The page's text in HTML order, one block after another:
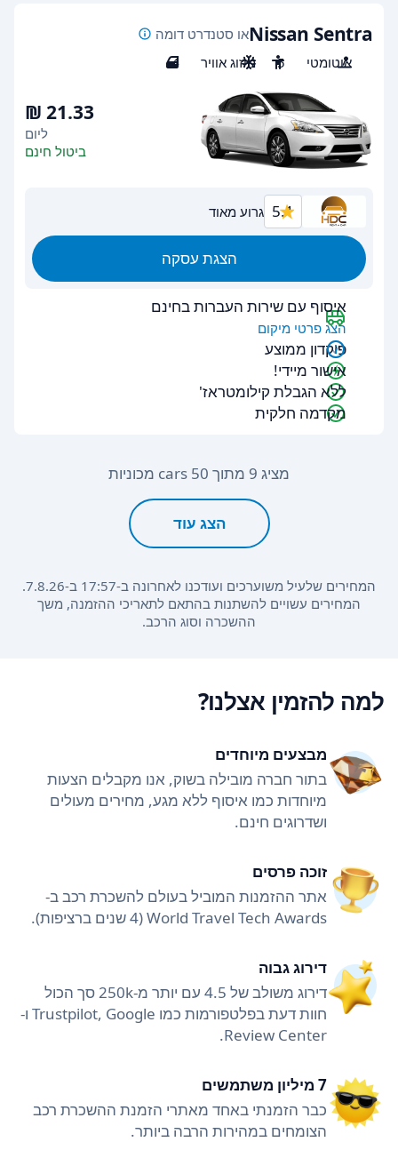
Nissan Sentraאו סטנדרט דומה
אוטומטי
5 מיזוג אוויר 4
ליום
ביטול חינם
5.1 גרוע מאוד
הצגת עסקה
איסוף עם שירות העברות בחינם
הצג פרטי מיקום
פיקדון ממוצע
אישור מיידי!
ללא הגבלת קילומטראז'
מקדמה חלקית
מציג 9 מתוך 50 cars מכוניות
הצג עוד
המחירים שלעיל משוערכים ועודכנו לאחרונה ב-17:57 ב-7.8.26.
המחירים עשויים להשתנות בהתאם לתאריכי ההזמנה, משך
ההשכרה וסוג הרכב.
למה להזמין אצלנו?
מבצעים מיוחדים
בתור חברה מובילה בשוק, אנו מקבלים הצעות
מיוחדות כמו איסוף ללא מגע, מחירים מעולים
ושדרוגים חינם.
זוכה פרסים
אתר ההזמנות המוביל בעולם להשכרת רכב ב-
World Travel Tech Awards (4 שנים ברציפות).
דירוג גבוה
דירוג משולב של 4.5 עם יותר מ-250k סך הכול
חוות דעת בפלטפורמות כמו Trustpilot, Google ו-
Review Center.
7 מיליון משתמשים
כבר הזמנתי באחד מאתרי הזמנת ההשכרת רכב
הצומחים במהירות הרבה ביותר.